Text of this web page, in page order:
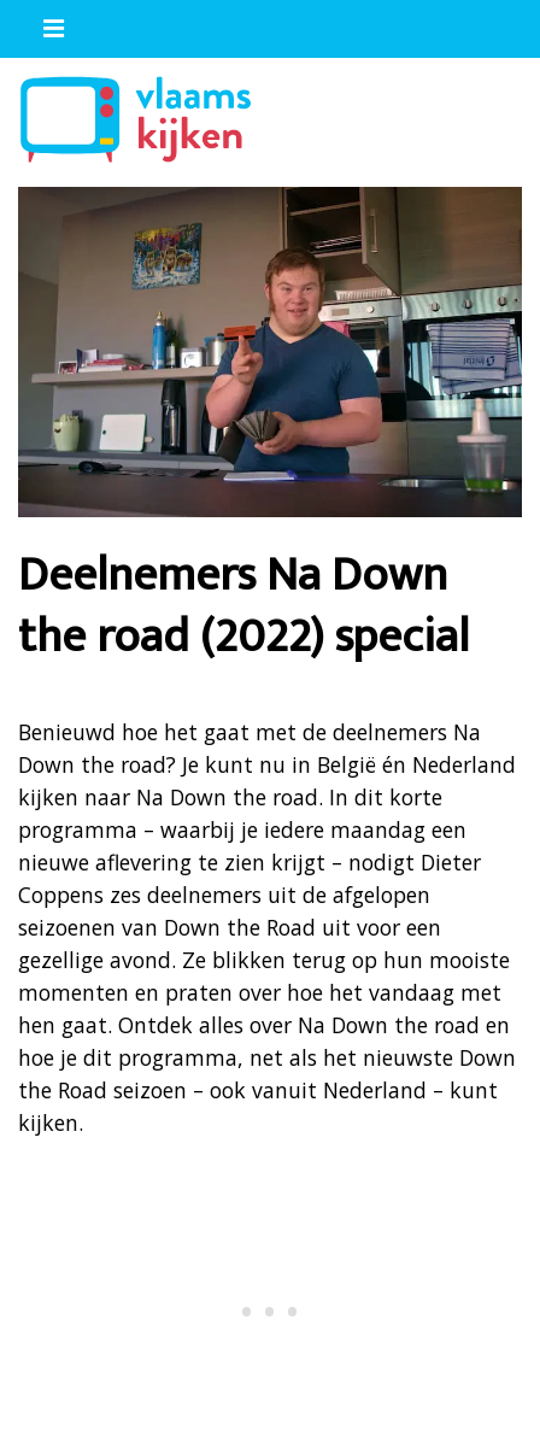
Deelnemers Na Down
the road (2022) special
Benieuwd hoe het gaat met de deelnemers Na
Down the road? Je kunt nu in België én Nederland
kijken naar Na Down the road. In dit korte
programma – waarbij je iedere maandag een
nieuwe aflevering te zien krijgt – nodigt Dieter
Coppens zes deelnemers uit de afgelopen
seizoenen van Down the Road uit voor een
gezellige avond. Ze blikken terug op hun mooiste
momenten en praten over hoe het vandaag met
hen gaat. Ontdek alles over Na Down the road en
hoe je dit programma, net als het nieuwste Down
the Road seizoen – ook vanuit Nederland – kunt
kijken.